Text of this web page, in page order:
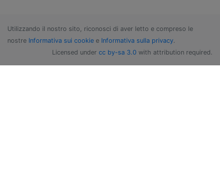
Utilizzando il nostro sito, riconosci di aver letto e compreso le
nostre Informativa sui cookie e Informativa sulla privacy.
Licensed under cc by-sa 3.0 with attribution required.